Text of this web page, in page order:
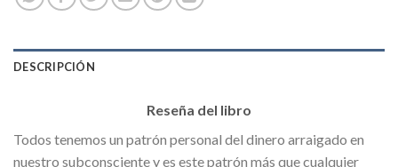
DESCRIPCIÓN
Reseña del libro
Todos tenemos un patrón personal del dinero arraigado en
nuestro subconsciente y es este patrón más que cualquier